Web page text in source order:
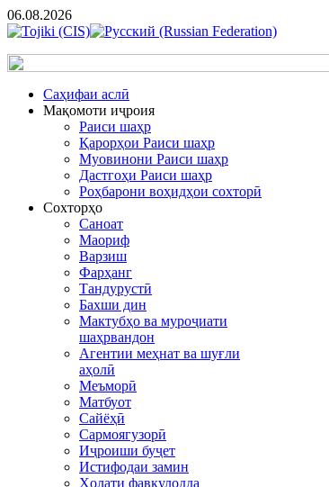
06.08.2026
Cаҳифаи аслӣ
Мақомоти иҷроия
Раиси шаҳр
Қарорҳои Раиси шаҳр
Муовинони Раиси шаҳр
Дастгоҳи Раиси шаҳр
Роҳбарони воҳидҳои сохторӣ
Сохторҳо
Саноат
Маориф
Варзиш
Фарҳанг
Тандурустӣ
Бахши дин
Мактубҳо ва муроҷиати
шаҳрвандон
Агентии меҳнат ва шуғли
аҳолӣ
Меъморӣ
Матбуот
Сайёҳӣ
Сармоягузорӣ
Иҷроиши буҷет
Истифодаи замин
Ҳолати фавқулодда